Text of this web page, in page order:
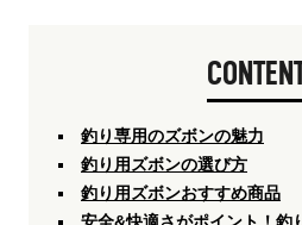
釣り専用のズボンの魅力
釣り用ズボンの選び方
釣り用ズボンおすすめ商品